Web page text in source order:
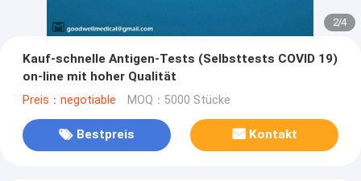
2/4
Kauf-schnelle Antigen-Tests (Selbsttests COVID 19)
on-line mit hoher Qualität
Preis：negotiable MOQ：5000 Stücke
Bestpreis Kontakt